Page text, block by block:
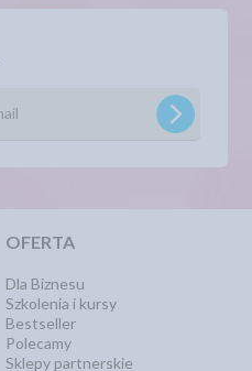
OFERTA
Dla Biznesu
Szkolenia i kursy
Bestseller
Polecamy
Sklepy partnerskie